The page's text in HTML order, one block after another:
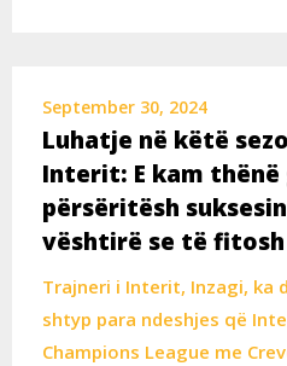
September 30, 2024
Luhatje në këtë
Interit: E kam
përsëritësh
vështirë se të fitosh
Trajneri i Interit, Inzagi, ka
shtyp para ndeshjes që
Champions League me